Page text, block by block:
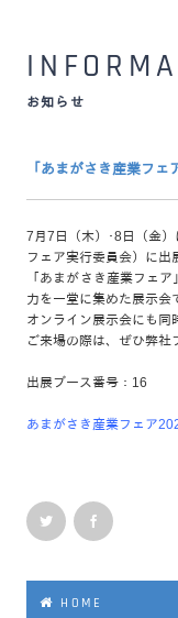
お知らせ
「あまがさき産業フェ
7月7日（木）･8日（金
フェア実行委員会）に出
「あまがさき産業フェ
力を一堂に集めた展示会
オンライン展示会にも同
ご来場の際は、ぜひ弊社
出展ブース番号：16
あまがさき産業フェア
HOME